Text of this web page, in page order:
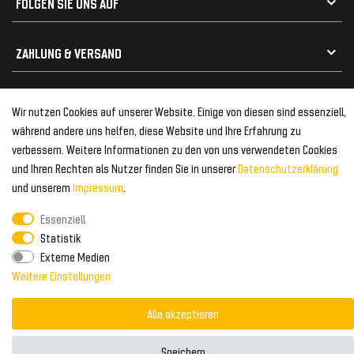
Wir nutzen Cookies auf unserer Website. Einige von diesen sind essenziell,
während andere uns helfen, diese Website und Ihre Erfahrung zu
verbessern. Weitere Informationen zu den von uns verwendeten Cookies
und Ihren Rechten als Nutzer finden Sie in unsererDaten­schutz­erklärung
und unserem Impressum.
Essenziell
Statistik
Externe Medien
Weitere Einstellungen
Alle akzeptieren
Kühlergrill
Rückleuchten
ZAHLUNG & VERSAND
Zahlungsanbieter
Versand & Zahlung
WELTWEITER VERSAND
© 2026 Tuning Fanatics Powered by